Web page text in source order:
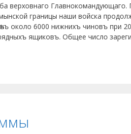
Главнокомандующаго.
границы наши войска
около 6000 нижнихъ чиновъ при
ящиковъ. Общее число